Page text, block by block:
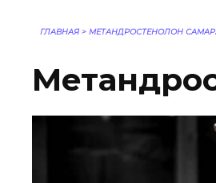
ГЛАВНАЯ > МЕТАНДРОСТЕНОЛОН